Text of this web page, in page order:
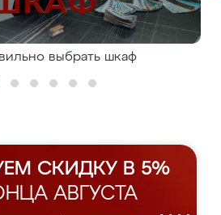
выбрать шкаф
СКИДКУ В 5%
АВГУСТА